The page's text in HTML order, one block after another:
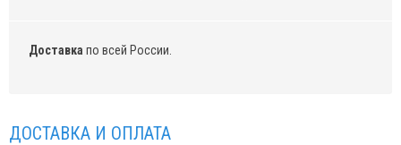
Доставка по всей России.
ДОСТАВКА И ОПЛАТА